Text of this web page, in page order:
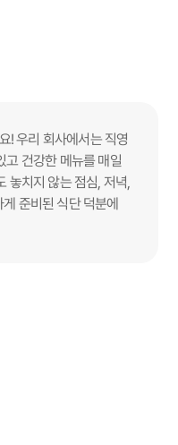
! 우리 회사에서는 직영
고 건강한 메뉴를 매일
놓치지 않는 점심, 저녁,
준비된 식단 덕분에